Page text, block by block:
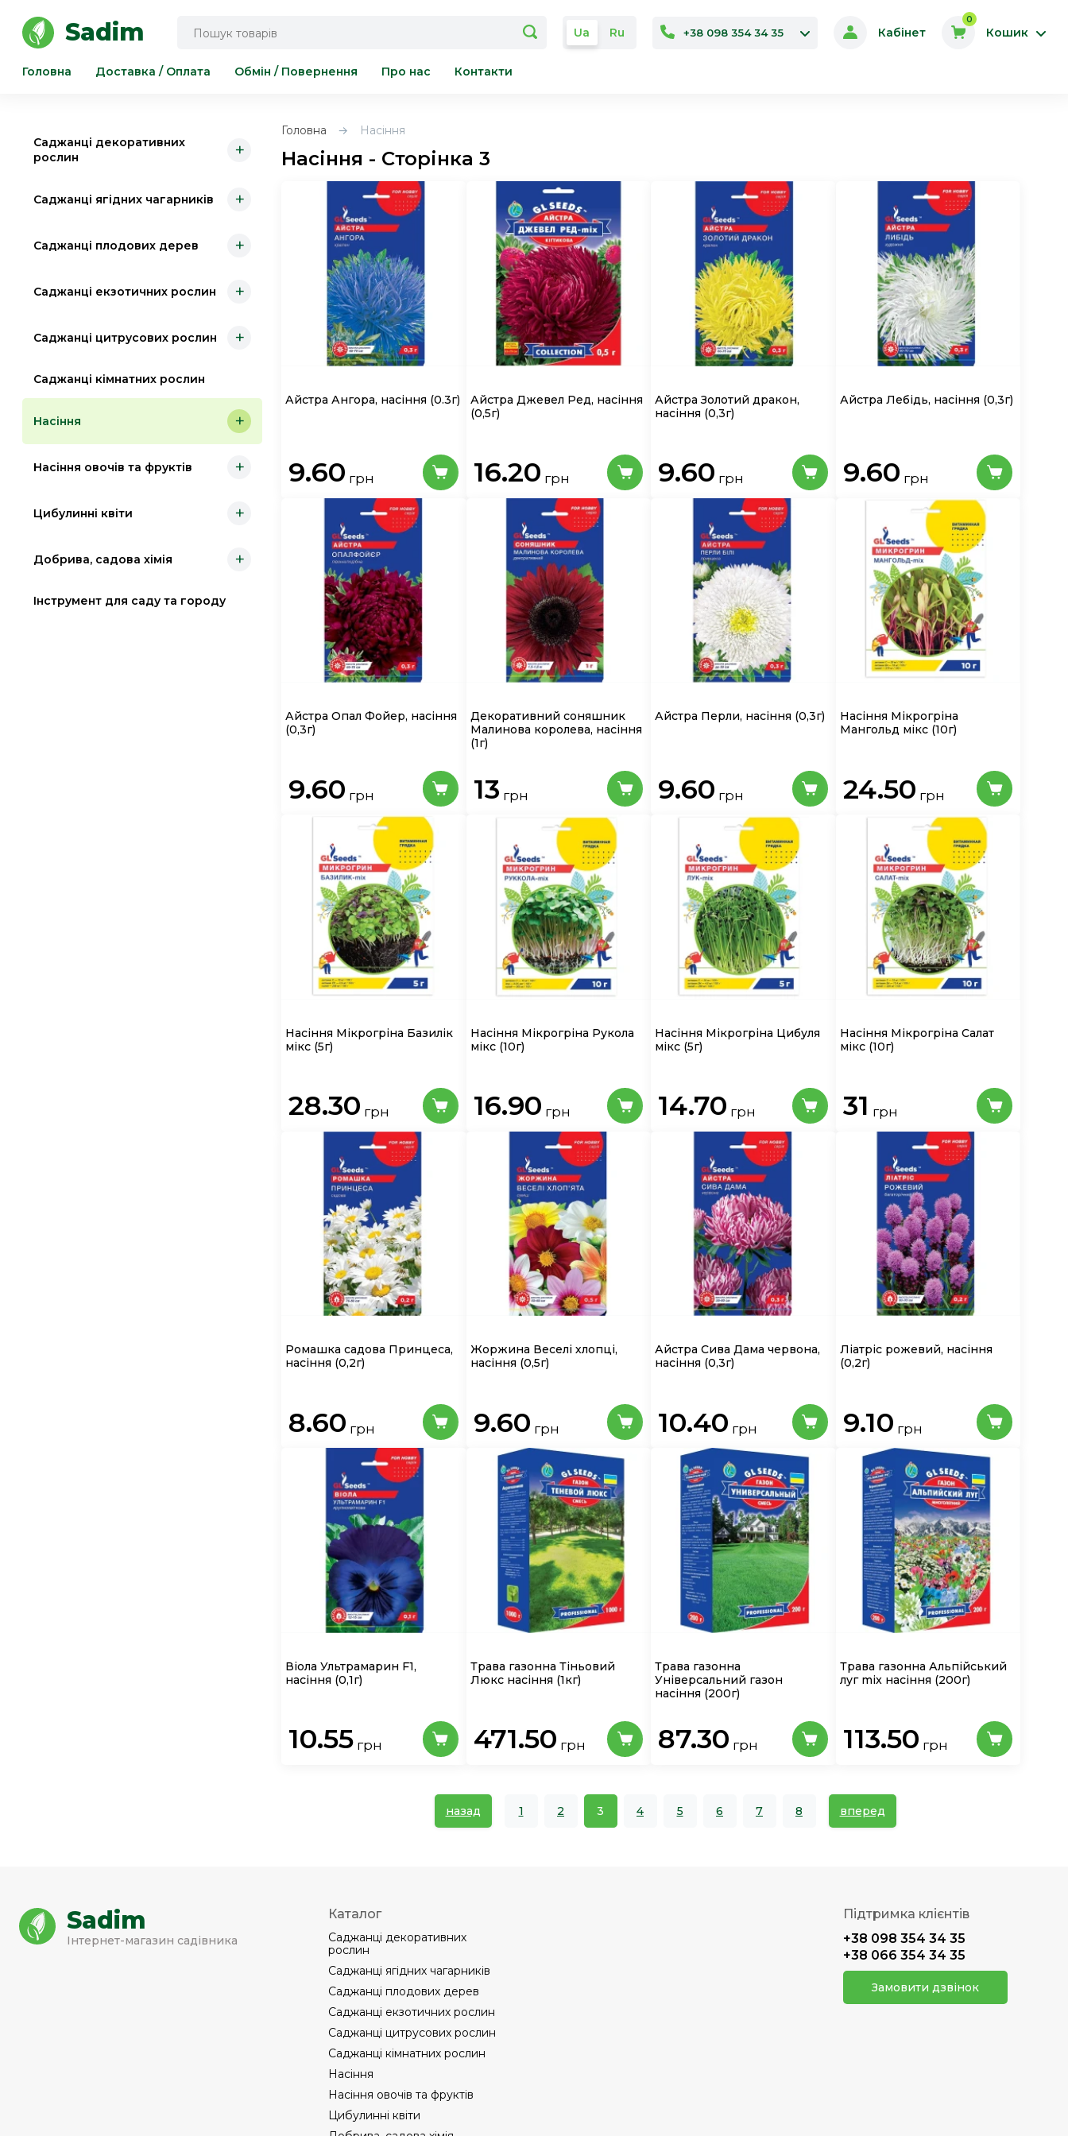
Sadim Ua Ru +38 098 354 34 35 Кабінет
0
Кошик
Головна Доставка / Оплата Обмін / Повернення Про нас Контакти
Саджанці декоративних
рослин
+
Саджанці ягідних чагарників +
Саджанці плодових дерев +
Саджанці екзотичних рослин +
Саджанці цитрусових рослин +
Саджанці кімнатних рослин
Насіння +
Насіння овочів та фруктів +
Цибулинні квіти +
Добрива, садова хімія +
Інструмент для саду та городу
Головна Насіння
Насіння - Сторінка 3
Айстра Ангора, насіння (0.3г)
9.60 грн
Айстра Джевел Ред, насіння
(0,5г)
16.20 грн
Айстра Золотий дракон,
насіння (0,3г)
9.60 грн
Айстра Лебідь, насіння (0,3г)
9.60 грн
Айстра Опал Фойер, насіння
(0,3г)
9.60 грн
Декоративний соняшник
Малинова королева, насіння
(1г)
13 грн
Айстра Перли, насіння (0,3г)
9.60 грн
Насіння Мікрогріна
Мангольд мікс (10г)
24.50 грн
Насіння Мікрогріна Базилік
мікс (5г)
28.30 грн
Насіння Мікрогріна Рукола
мікс (10г)
16.90 грн
Насіння Мікрогріна Цибуля
мікс (5г)
14.70 грн
Насіння Мікрогріна Салат
мікс (10г)
31 грн
Ромашка садова Принцеса,
насіння (0,2г)
8.60 грн
Жоржина Веселі хлопці,
насіння (0,5г)
9.60 грн
Айстра Сива Дама червона,
насіння (0,3г)
10.40 грн
Ліатріс рожевий, насіння
(0,2г)
9.10 грн
Віола Ультрамарин F1,
насіння (0,1г)
10.55 грн
Трава газонна Тіньовий
Люкс насіння (1кг)
471.50 грн
Трава газонна
Універсальний газон
насіння (200г)
87.30 грн
Трава газонна Альпійський
луг mix насіння (200г)
113.50 грн
назад 1 2 3 4 5 6 7 8 вперед
Sadim
Інтернет-магазин садівника
Підтримка клієнтів
+38 098 354 34 35
+38 066 354 34 35
Замовити дзвінок
Каталог
Саджанці декоративних
рослин
Саджанці ягідних чагарників
Саджанці плодових дерев
Саджанці екзотичних рослин
Саджанці цитрусових рослин
Саджанці кімнатних рослин
Насіння
Насіння овочів та фруктів
Цибулинні квіти